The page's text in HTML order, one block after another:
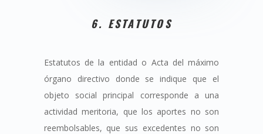
6. ESTATUTOS
Estatutos de la entidad o Acta del máximo
órgano directivo donde se indique que el
objeto social principal corresponde a una
actividad meritoria, que los aportes no son
reembolsables, que sus excedentes no son